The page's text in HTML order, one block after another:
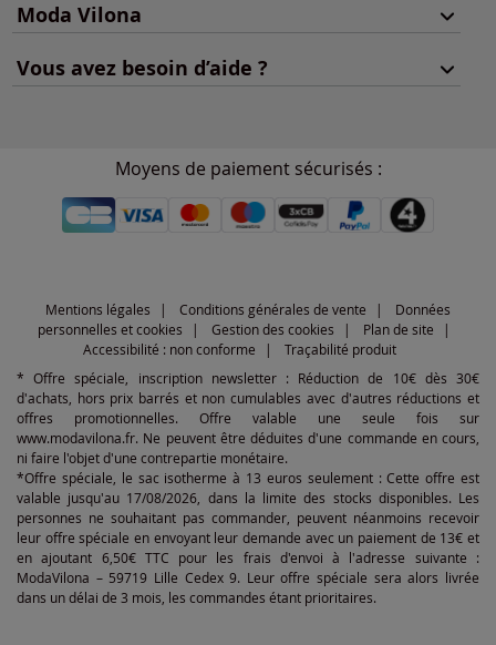
Moda Vilona
Vous avez besoin d’aide ?
Moyens de paiement sécurisés :
Mentions légales Conditions générales de vente
Données
personnelles et cookies
Gestion des cookies
Plan de site
Accessibilité : non conforme
Traçabilité produit
* Offre spéciale, inscription newsletter : Réduction de 10€ dès 30€
d'achats, hors prix barrés et non cumulables avec d'autres réductions et
offres promotionnelles. Offre valable une seule fois sur
www.modavilona.fr. Ne peuvent être déduites d'une commande en cours,
ni faire l'objet d'une contrepartie monétaire.
*Offre spéciale, le sac isotherme à 13 euros seulement : Cette offre est
valable jusqu'au 17/08/2026, dans la limite des stocks disponibles. Les
personnes ne souhaitant pas commander, peuvent néanmoins recevoir
leur offre spéciale en envoyant leur demande avec un paiement de 13€ et
en ajoutant 6,50€ TTC pour les frais d'envoi à l'adresse suivante :
ModaVilona – 59719 Lille Cedex 9. Leur offre spéciale sera alors livrée
dans un délai de 3 mois, les commandes étant prioritaires.